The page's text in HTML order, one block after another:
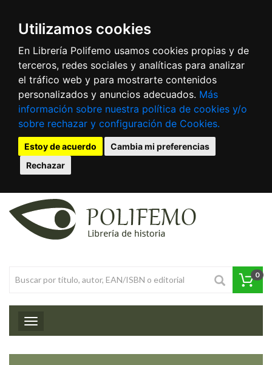
Utilizamos cookies
En Librería Polifemo usamos cookies propias y de
terceros, redes sociales y analíticas para analizar
el tráfico web y para mostrarte contenidos
personalizados y anuncios adecuados. Más
información sobre nuestra política de cookies y/o
sobre rechazar y configuración de Cookies.
Estoy de acuerdo
Cambia mi preferencias
Rechazar
0
Toggle navigation